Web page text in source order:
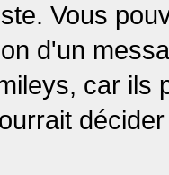
Vous
d'un
car ils